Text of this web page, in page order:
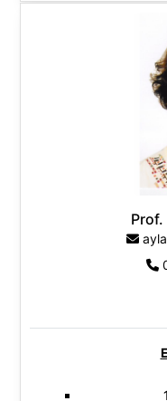
Gazi
Gazi
Prof.